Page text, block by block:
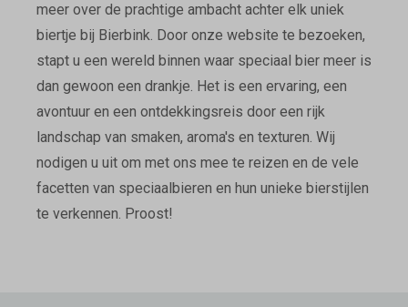
meer over de prachtige ambacht achter elk uniek
biertje bij Bierbink. Door onze website te bezoeken,
stapt u een wereld binnen waar speciaal bier meer is
dan gewoon een drankje. Het is een ervaring, een
avontuur en een ontdekkingsreis door een rijk
landschap van smaken, aroma's en texturen. Wij
nodigen u uit om met ons mee te reizen en de vele
facetten van speciaalbieren en hun unieke bierstijlen
te verkennen. Proost!